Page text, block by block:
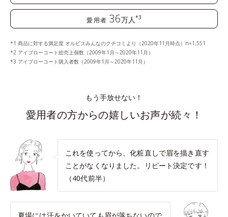
愛用者 36万人*3
商品に対する満足度 オルビスみんなのクチコミより（2020年11月時点）n=1,551
アイブローコート総売上個数（2009年1月～2020年11月）
アイブローコート購入者数（2009年1月～2020年11月）
もう手放せない！
愛用者の方からの嬉しいお声が続々！
これを使ってから、化粧直しで眉を描き直す
ことがなくなりました。リピート決定です！
（40代前半）